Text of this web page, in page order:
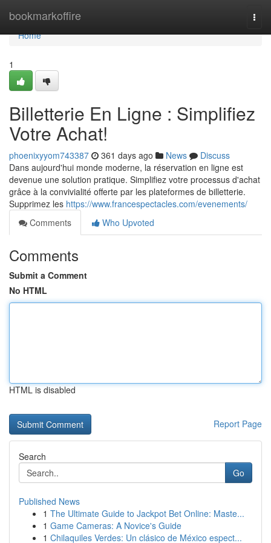
bookmarkoffire
Home
Home
1
Billetterie En Ligne : Simplifiez
Votre Achat!
phoenixyyom743387 361 days ago News
Discuss
Dans aujourd'hui monde moderne, la réservation en ligne est
devenue une solution pratique. Simplifiez votre processus d'achat
grâce à la convivialité offerte par les plateformes de billetterie.
Supprimez les https://www.francespectacles.com/evenements/
Comments
Who Upvoted
Comments
Submit a Comment
No HTML
HTML is disabled
Report Page
Search
Go
Published News
1 The Ultimate Guide to Jackpot Bet Online: Maste...
1 Game Cameras: A Novice's Guide
1 Chilaquiles Verdes: Un clásico de México espect...